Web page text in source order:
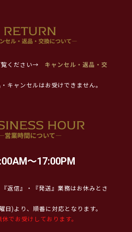
覧ください→
キャンセル・返品・交
キャンセルはお受けできません。
～17:00PM
返信』・『発送』業務はお休みとさ
日)より、順番に対応となります。
でお受けしております。